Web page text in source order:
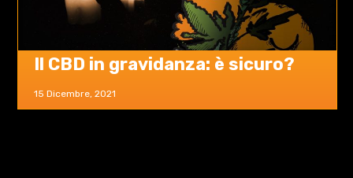
15 Dicembre, 2021
Il CBD in gravidanza: è sicuro?